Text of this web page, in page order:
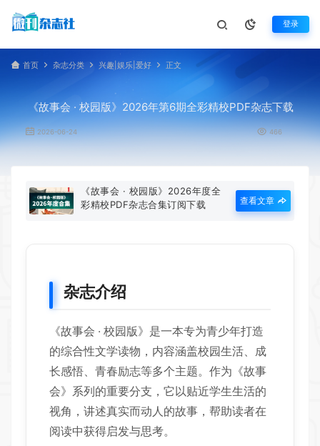
登录
首页 杂志分类 兴趣|娱乐|爱好 正文
《故事会 · 校园版》2026年第6期全彩精校PDF杂志下载
2026-06-24 466
《故事会 · 校园版》2026年度全
彩精校PDF杂志合集订阅下载
查看文章
杂志介绍
《故事会 · 校园版》是一本专为青少年打造
的综合性文学读物，内容涵盖校园生活、成
长感悟、青春励志等多个主题。作为《故事
会》系列的重要分支，它以贴近学生生活的
视角，讲述真实而动人的故事，帮助读者在
阅读中获得启发与思考。